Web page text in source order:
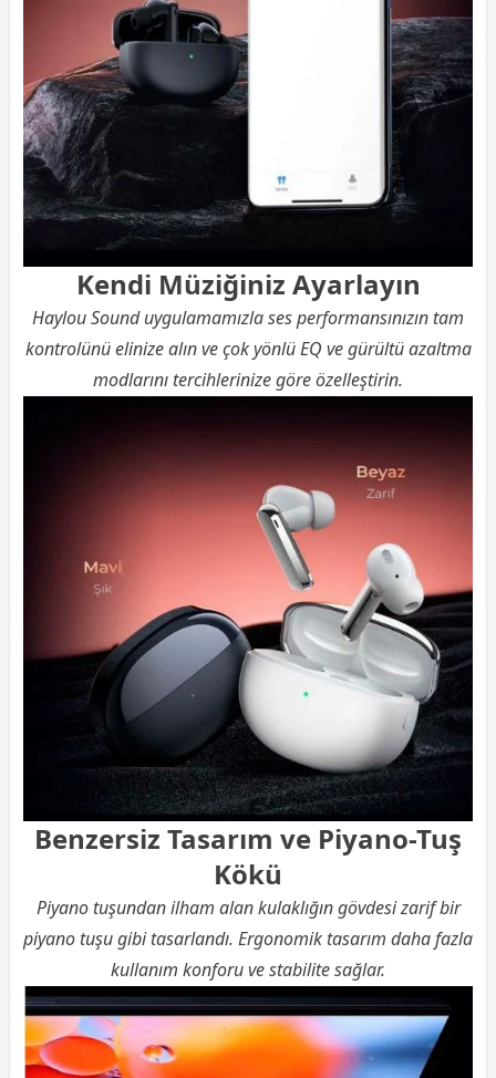
Kendi Müziğiniz Ayarlayın
Haylou Sound uygulamamızla ses performansınızın tam
kontrolünü elinize alın ve çok yönlü EQ ve gürültü azaltma
modlarını tercihlerinize göre özelleştirin.
Benzersiz Tasarım ve Piyano-Tuş
Kökü
Piyano tuşundan ilham alan kulaklığın gövdesi zarif bir
piyano tuşu gibi tasarlandı. Ergonomik tasarım daha fazla
kullanım konforu ve stabilite sağlar.